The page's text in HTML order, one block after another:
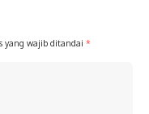
yang wajib ditandai *